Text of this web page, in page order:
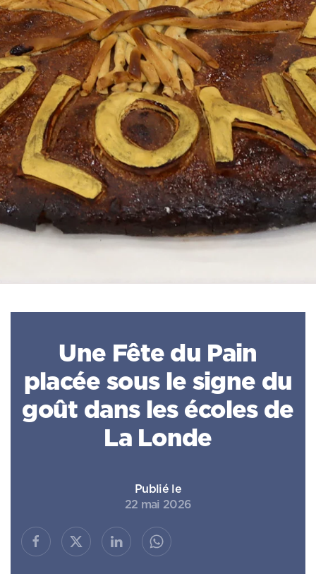
Une Fête du Pain
placée sous le signe du
goût dans les écoles de
La Londe
Publié le
22 mai 2026